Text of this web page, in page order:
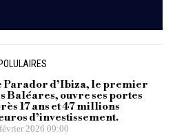
Parador d’Ibiza, le premier
Baléares, ouvre ses portes
17 ans et 47 millions
d’investissement.
2026 09:00